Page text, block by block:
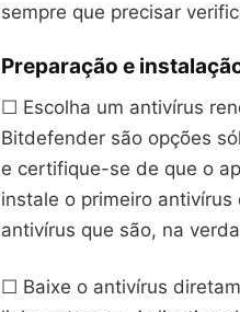
sempre que precisar
Preparação e
☐ Escolha um antivírus
Bitdefender são opções
e certifique-se de que o
instale o primeiro
antivírus que são, na
☐ Baixe o antivírus